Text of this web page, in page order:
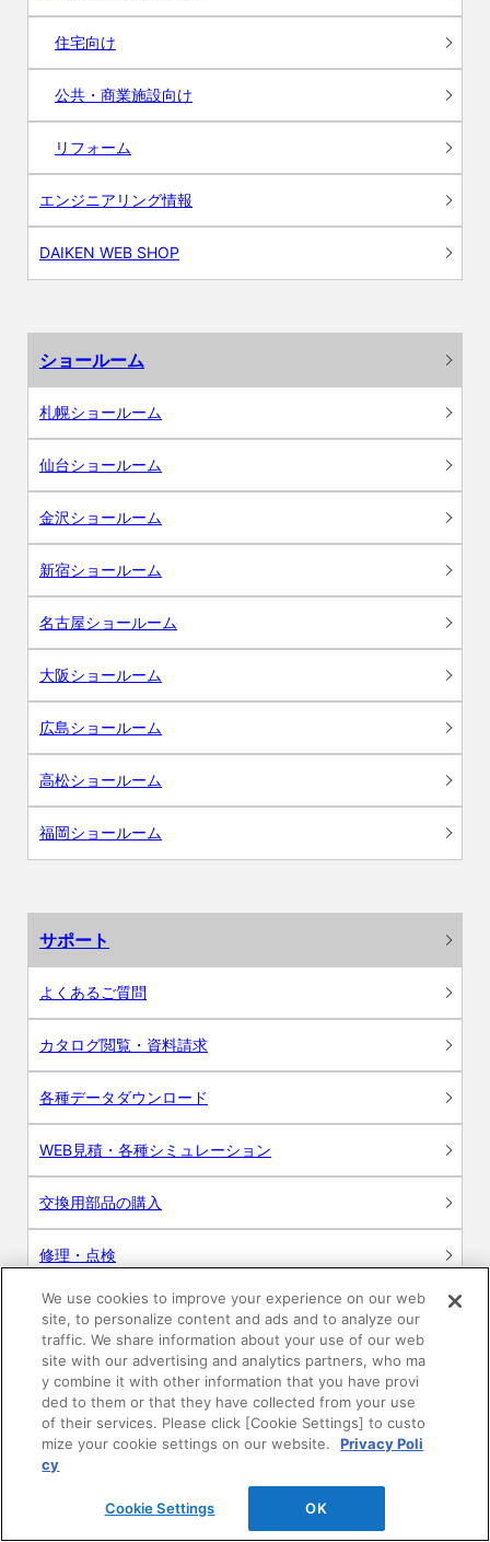
住宅向け
公共・商業施設向け
リフォーム
エンジニアリング情報
DAIKEN WEB SHOP
ショールーム
札幌ショールーム
仙台ショールーム
金沢ショールーム
新宿ショールーム
名古屋ショールーム
大阪ショールーム
広島ショールーム
高松ショールーム
福岡ショールーム
サポート
よくあるご質問
カタログ閲覧・資料請求
各種データダウンロード
WEB見積・各種シミュレーション
交換用部品の購入
修理・点検
お問い合わせ
ログイン
建築・設計関係者様向けサイト
ユーザー登録サービス
WEB見積システム
We use cookies to improve your experience on our web
site, to personalize content and ads and to analyze our
traffic. We share information about your use of our web
site with our advertising and analytics partners, who ma
y combine it with other information that you have provi
ded to them or that they have collected from your use
of their services. Please click [Cookie Settings] to custo
mize your cookie settings on our website.
Privacy Poli
cy
Cookie Settings OK